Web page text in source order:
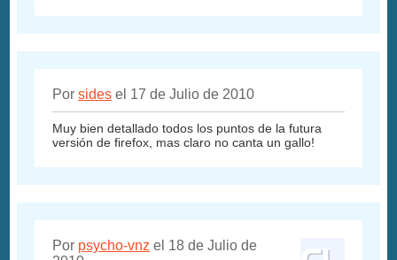
Porsides el 17 de Julio de 2010
Muy bien detallado todos los puntos de la futura
versión de firefox, mas claro no canta un gallo!
Por psycho-vnz el 18 de Julio de